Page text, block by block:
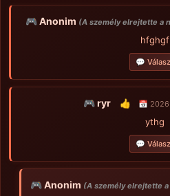
🎮 Anonim (A személy elrejtette a
hfghgf
💬 Válasz
🎮 ryr 👍 📅
ythg
💬 Válasz
🎮 Anonim (A személy elrejtette